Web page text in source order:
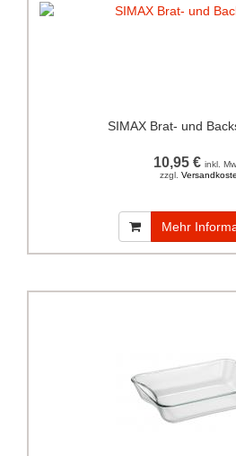
SIMAX Brat- und
10,95 € inkl.
zzgl.
Mehr